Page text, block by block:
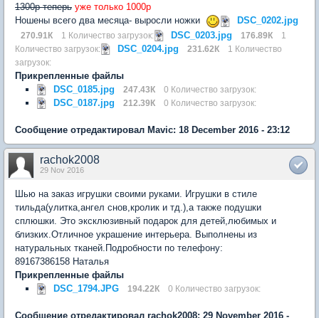
1300р теперь уже только 1000р
Ношены всего два месяца- выросли ножки
DSC_0202.jpg
270.91К 1 Количество загрузок: DSC_0203.jpg 176.89К
1
Количество загрузок:
DSC_0204.jpg 231.62К
1 Количество
загрузок:
Прикрепленные файлы
DSC_0185.jpg
247.43К 0 Количество загрузок:
DSC_0187.jpg 212.39К 0 Количество загрузок:
Сообщение отредактировал Mavic: 18 December 2016 - 23:12
rachok2008
29 Nov 2016
Шью на заказ игрушки своими руками. Игрушки в стиле
тильда(улитка,ангел снов,кролик и тд.),а также подушки
сплюшки. Это эксклюзивный подарок для детей,любимых и
близких.Отличное украшение интерьера. Выполнены из
натуральных тканей.Подробности по телефону:
89167386158 Наталья
Прикрепленные файлы
DSC_1794.JPG
194.22К 0 Количество загрузок:
Сообщение отредактировал rachok2008: 29 November 2016 -